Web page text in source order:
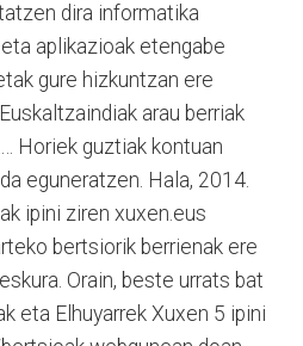
dira informatika
aplikazioak etengabe
gure hizkuntzan ere
arau berriak
Horiek guztiak kontuan
eguneratzen. Hala, 2014.
ipini ziren xuxen.eus
bertsiorik berrienak ere
Orain, beste urrats bat
eta Elhuyarrek Xuxen 5 ipini